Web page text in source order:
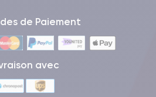
de Paiement
avec